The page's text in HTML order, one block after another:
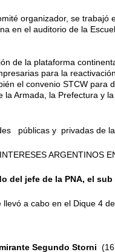
organizador, se trabajó
en el auditorio de la
de la plataforma
para la
el convenio STCW para
Armada, la Prefectura y
públicas y privadas de
ARGENTINOS
del jefe de la PNA, el
a cabo en el Dique 4
Segundo Storni